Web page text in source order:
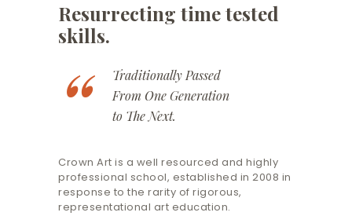
Resurrecting time tested
skills.
Traditionally Passed
From One Generation
to The Next.
Crown Art is a well resourced and highly
professional school, established in 2008 in
response to the rarity of rigorous,
representational art education.